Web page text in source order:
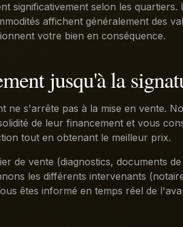
significativement selon les
affichent généralement des
votre bien en conséquence.
jusqu'à la
ne s'arrête pas à la mise en vente.
de leur financement et vous
tout en obtenant le meilleur prix.
de vente (diagnostics, documents
les différents intervenants
êtes informé en temps réel de